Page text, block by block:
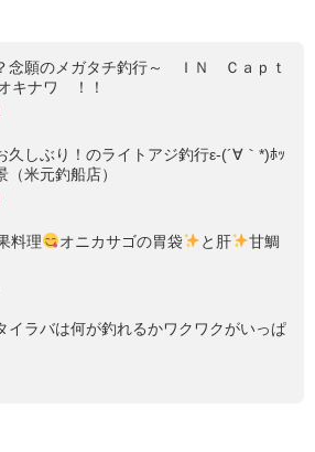
念願のメガタチ釣行～ ＩＮ Ｃａｐｔ
オキナワ ！！
久しぶり！のライトアジ釣行ε-(´∀｀*)ﾎｯ
（米元釣船店）
料理 オニカサゴの胃袋 と肝
甘鯛
イラバは何が釣れるかワクワクがいっぱ